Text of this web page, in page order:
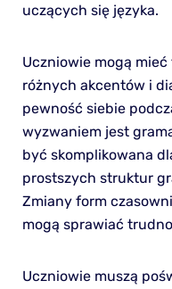
uczących się języka.
Uczniowie mogą
różnych akcentów i
pewność siebie
wyzwaniem jest
być skomplikowana
prostszych struktur
Zmiany form
mogą sprawiać
Uczniowie muszą